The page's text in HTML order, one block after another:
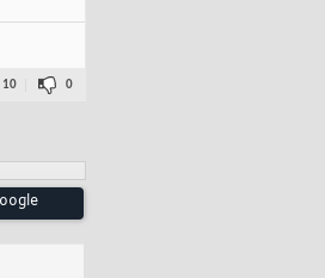
10 0